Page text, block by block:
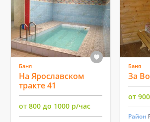
Баня
На Ярославском
тракте 41
от 800 до 1000 р/час
Баня
За
от
Район